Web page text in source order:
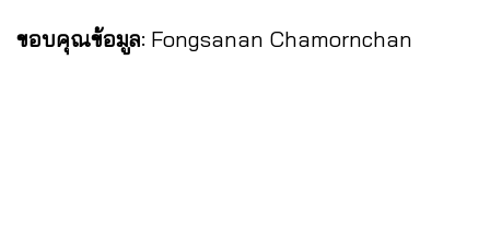
ขอบคุณข้อมูล: Fongsanan Chamornchan